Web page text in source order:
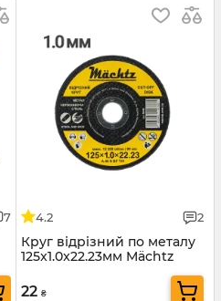
7 4.2 2
Круг відрізний по металу
125x1.0x22.23мм Mächtz
22 ₴